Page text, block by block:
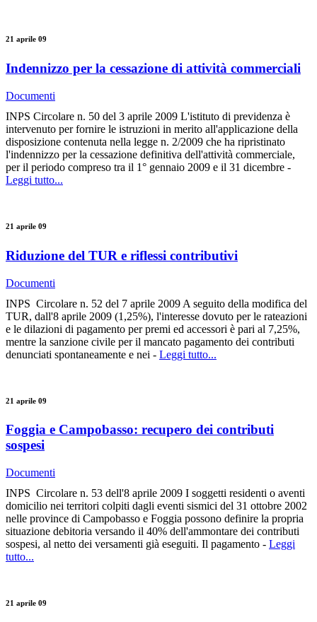
21 aprile 09
Indennizzo per la cessazione di attività commerciali
Documenti
INPS Circolare n. 50 del 3 aprile 2009 L'istituto di previdenza è
intervenuto per fornire le istruzioni in merito all'applicazione della
disposizione contenuta nella legge n. 2/2009 che ha ripristinato
l'indennizzo per la cessazione definitiva dell'attività commerciale,
per il periodo compreso tra il 1° gennaio 2009 e il 31 dicembre -
Leggi tutto...
21 aprile 09
Riduzione del TUR e riflessi contributivi
Documenti
INPS Circolare n. 52 del 7 aprile 2009 A seguito della modifica del
TUR, dall'8 aprile 2009 (1,25%), l'interesse dovuto per le rateazioni
e le dilazioni di pagamento per premi ed accessori è pari al 7,25%,
mentre la sanzione civile per il mancato pagamento dei contributi
denunciati spontaneamente e nei - Leggi tutto...
21 aprile 09
Foggia e Campobasso: recupero dei contributi
sospesi
Documenti
INPS Circolare n. 53 dell'8 aprile 2009 I soggetti residenti o aventi
domicilio nei territori colpiti dagli eventi sismici del 31 ottobre 2002
nelle province di Campobasso e Foggia possono definire la propria
situazione debitoria versando il 40% dell'ammontare dei contributi
sospesi, al netto dei versamenti già eseguiti. Il pagamento - Leggi
tutto...
21 aprile 09